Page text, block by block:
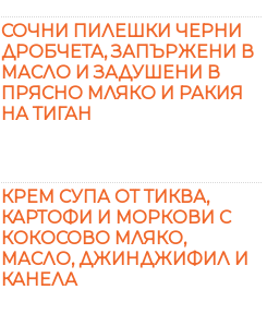
СОЧНИ ПИЛЕШКИ ЧЕРНИ
ДРОБЧЕТА, ЗАПЪРЖЕНИ В
МАСЛО И ЗАДУШЕНИ В
ПРЯСНО МЛЯКО И РАКИЯ
НА ТИГАН
КРЕМ СУПА ОТ ТИКВА,
КАРТОФИ И МОРКОВИ С
КОКОСОВО МЛЯКО,
МАСЛО, ДЖИНДЖИФИЛ И
КАНЕЛА